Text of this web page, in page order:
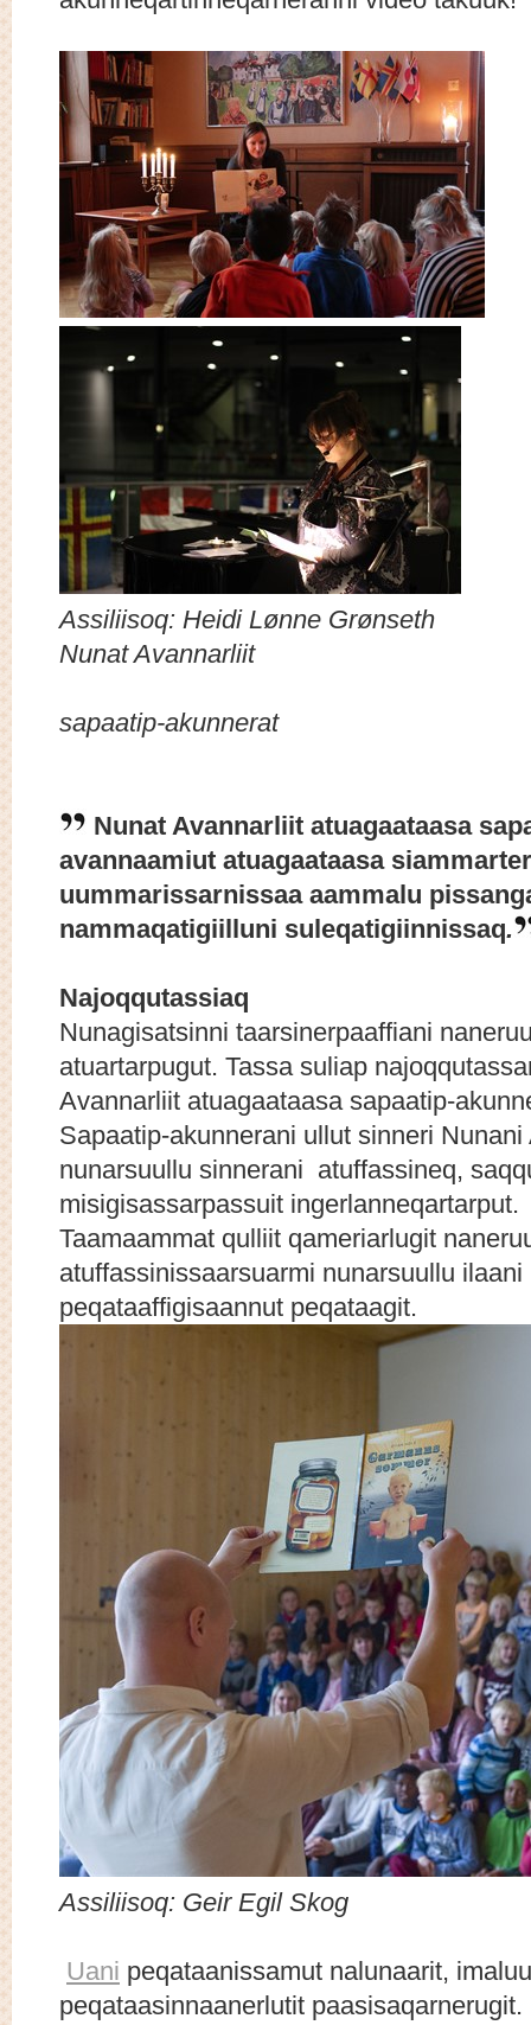
Assiliisoq: Heidi
Nunat Avannarliit
sapaatip-akunnerat
Nunat Avannarliit atuagaataasa
avannaamiut atuagaataasa
uummarissarnissaa aammalu
nammaqatigiilluni suleqatigiinnissaq.
Najoqqutassiaq
Nunagisatsinni taarsinerpaaffiani
atuartarpugut. Tassa suliap
Avannarliit atuagaataasa sapaatip-
Sapaatip-akunnerani ullut sinneri
nunarsuullu sinnerani atuffassineq,
misigisassarpassuit ingerlanneqartarput.
Taamaammat qulliit qameriarlugit
atuffassinissaarsuarmi nunarsuullu
peqataaffigisaannut peqataagit.
Assiliisoq: Geir Egil Skog
Uani peqataanissamut nalunaarit,
peqataasinnaanerlutit paasisaqarnerugit.